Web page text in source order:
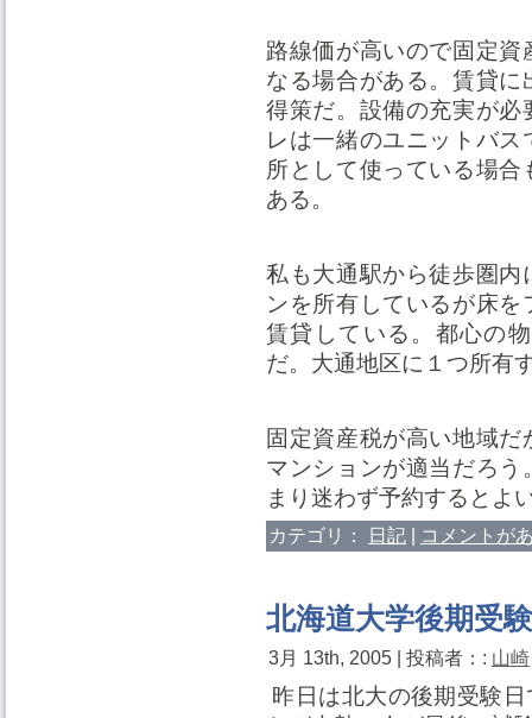
路線価が高いので固定
なる場合がある。賃貸
得策だ。設備の充実が
レは一緒のユニットバ
所として使っている場
ある。
私も大通駅から徒歩圏
ンを所有しているが床
賃貸している。都心の
だ。大通地区に１つ所有
固定資産税が高い地域
マンションが適当だろ
まり迷わず予約するとよ
カテゴリ： 日記 | コメントが
北海道大学後期受験
3月 13th, 2005 | 投稿者：: 山崎
昨日は北大の後期受験